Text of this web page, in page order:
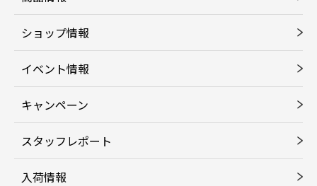
ショップ情報
イベント情報
キャンペーン
スタッフレポート
入荷情報